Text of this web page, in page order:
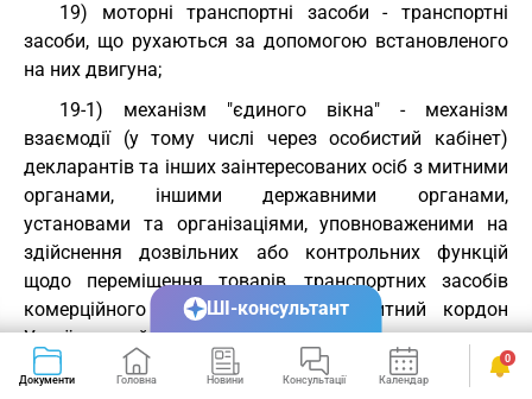
19) моторні транспортні засоби - транспортні
засоби, що рухаються за допомогою встановленого
на них двигуна;
19-1) механізм "єдиного вікна" - механізм
взаємодії (у тому числі через особистий кабінет)
декларантів та інших заінтересованих осіб з митними
органами, іншими державними органами,
установами та організаціями, уповноваженими на
здійснення дозвільних або контрольних функцій
щодо переміщення товарів, транспортних засобів
комерційного призначення через митний кордон
України, який забезпечує можливість одноразового
подання в електронному вигляді через єдиний
Документи Головна Новини Консультації Календар Сервіси
0
ШІ-консультант